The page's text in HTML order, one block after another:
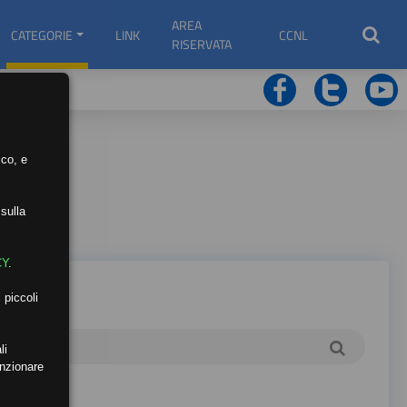
CATEGORIE LINK
AREA
RISERVATA
CCNL
e
.
piccoli